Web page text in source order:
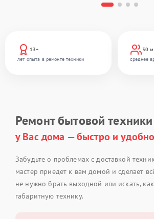
13+
лет опыта в ремонте техники
30
среднее
Ремонт бытовой техники
у Вас дома — быстро и удобно
Забудьте о проблемах с доставкой
мастер приедет к вам домой и сделает
не нужно брать выходной или искать,
габаритную технику.